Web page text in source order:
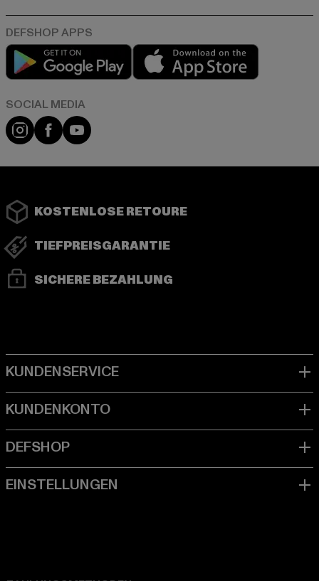
Play market
Instagram
FacebookYouTube
KOSTENLOSE RETOURE
TIEFPREISGARANTIE
SICHERE BEZAHLUNG